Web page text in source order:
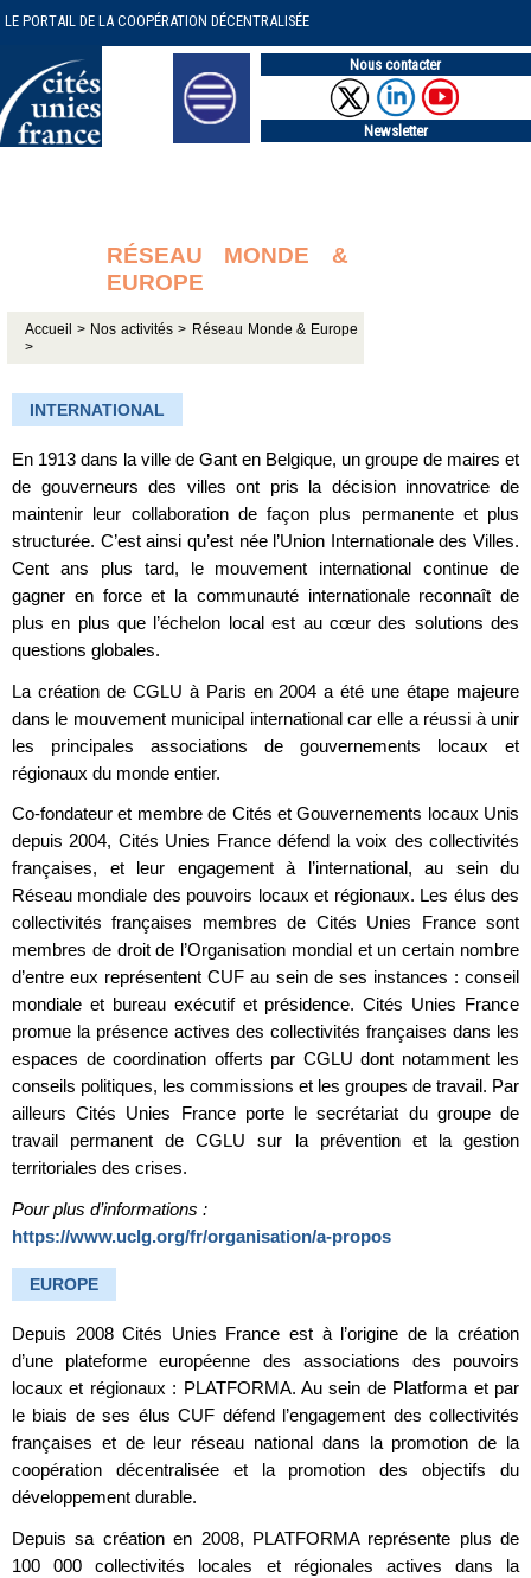
LE PORTAIL DE LA COOPÉRATION DÉCENTRALISÉE
Nous contacter
Newsletter
RÉSEAU MONDE &
EUROPE
Accueil > Nos activités >
Réseau Monde & Europe
>
INTERNATIONAL
En 1913 dans la ville de Gant en Belgique, un groupe de maires et
de gouverneurs des villes ont pris la décision innovatrice de
maintenir leur collaboration de façon plus permanente et plus
structurée. C’est ainsi qu’est née l’Union Internationale des Villes.
Cent ans plus tard, le mouvement international continue de
gagner en force et la communauté internationale reconnaît de
plus en plus que l’échelon local est au cœur des solutions des
questions globales.
La création de CGLU à Paris en 2004 a été une étape majeure
dans le mouvement municipal international car elle a réussi à unir
les principales associations de gouvernements locaux et
régionaux du monde entier.
Co-fondateur et membre de Cités et Gouvernements locaux Unis
depuis 2004, Cités Unies France défend la voix des collectivités
françaises, et leur engagement à l’international, au sein du
Réseau mondiale des pouvoirs locaux et régionaux. Les élus des
collectivités françaises membres de Cités Unies France sont
membres de droit de l’Organisation mondial et un certain nombre
d’entre eux représentent CUF au sein de ses instances : conseil
mondiale et bureau exécutif et présidence. Cités Unies France
promue la présence actives des collectivités françaises dans les
espaces de coordination offerts par CGLU dont notamment les
conseils politiques, les commissions et les groupes de travail. Par
ailleurs Cités Unies France porte le secrétariat du groupe de
travail permanent de CGLU sur la prévention et la gestion
territoriales des crises.
Pour plus d’informations :
https://www.uclg.org/fr/organisation/a-propos
EUROPE
Depuis 2008 Cités Unies France est à l’origine de la création
d’une plateforme européenne des associations des pouvoirs
locaux et régionaux : PLATFORMA. Au sein de Platforma et par
le biais de ses élus CUF défend l’engagement des collectivités
françaises et de leur réseau national dans la promotion de la
coopération décentralisée et la promotion des objectifs du
développement durable.
Depuis sa création en 2008, PLATFORMA représente plus de
100 000 collectivités locales et régionales actives dans la